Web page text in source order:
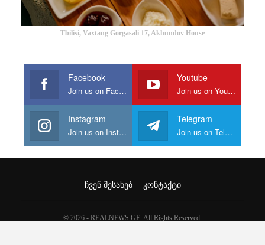
Tbilisi, Vaxtang Gorgasali 17, Akhundov House
Facebook
Join us on Facebook
Youtube
Join us on Youtube
Instagram
Join us on Instagram
Telegram
Join us on Telegram
ᲩᲕᲔᲜ ᲨᲔᲡᲐᲮᲔᲑ ᲙᲝᲜᲢᲐᲥᲢᲘ
© 2026 - REALNEWS.GE. All Rights Reserved.